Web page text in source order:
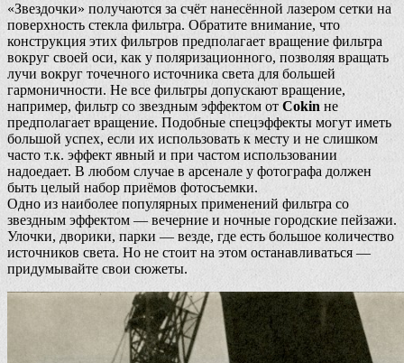
«Звездочки» получаются за счёт нанесённой лазером сетки на
поверхность стекла фильтра. Обратите внимание, что
конструкция этих фильтров предполагает вращение фильтра
вокруг своей оси, как у поляризационного, позволяя вращать
лучи вокруг точечного источника света для большей
гармоничности. Не все фильтры допускают вращение,
например, фильтр со звездным эффектом от Cokin не
предполагает вращение. Подобные спецэффекты могут иметь
большой успех, если их использовать к месту и не слишком
часто т.к. эффект явный и при частом использовании
надоедает. В любом случае в арсенале у фотографа должен
быть целый набор приёмов фотосъемки.
Одно из наиболее популярных применений фильтра со
звездным эффектом — вечерние и ночные городские пейзажи.
Улочки, дворики, парки — везде, где есть большое количество
источников света. Но не стоит на этом останавливаться —
придумывайте свои сюжеты.